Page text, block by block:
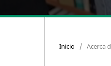
Inicio / Acerca